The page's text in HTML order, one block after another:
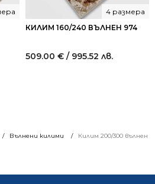
Вълнени килими Килим 200/300 вълнен
КИЛИМ 160/240 ВЪЛНЕН 974
4 размера
509.00 € / 995.52 лв.